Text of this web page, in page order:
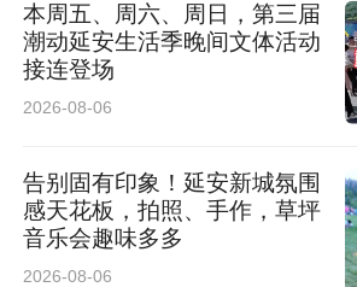
立足于此，西安科学园未来将进
合，持续提升园区与校园联动的
安科学园，为区域创新发展筑牢
基。
本周五、周六、周日，第三届
潮动延安生活季晚间文体活动
接连登场
2026-08-06
告别固有印象！延安新城氛围
感天花板，拍照、手作，草坪
音乐会趣味多多
2026-08-06